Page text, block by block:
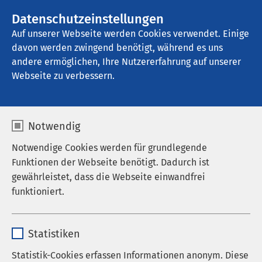
Datenschutzeinstellungen
Auf unserer Webseite werden Cookies verwendet. Einige
davon werden zwingend benötigt, während es uns
andere ermöglichen, Ihre Nutzererfahrung auf unserer
Webseite zu verbessern.
Notwendig
Notwendige Cookies werden für grundlegende
Funktionen der Webseite benötigt. Dadurch ist
gewährleistet, dass die Webseite einwandfrei
funktioniert.
Anbieter sgalinski
Statistiken
Statistik-Cookies erfassen Informationen anonym. Diese
AMEOS Eingliederung Heiligenhafen
AMEOS als Arbeitgeber
Mitarbeiten im AMEOS-Team
Dank der Präsenz in den Bereichen Somatik,
Psychiatrie, Pflege und Eingliederung bieten wir
Interessierten vielfältige Einsatzmöglichkeiten. In
mehreren Berufskategorien suchen wir laufend gut
ausgebildete und beruflich motivierte Fachkräfte,